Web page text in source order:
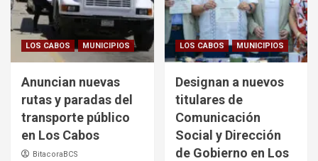
LOS CABOS MUNICIPIOS
Anuncian nuevas
rutas y paradas del
transporte público
en Los Cabos
BitacoraBCS
LOS CABOS MUNICIPIOS
Designan a nuevos
titulares de
Comunicación
Social y Dirección
de Gobierno en Los